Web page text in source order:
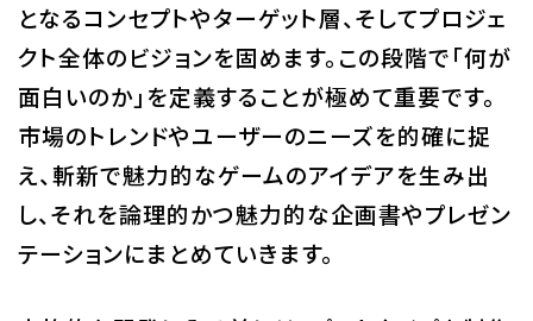
となるコンセプトやターゲット層、そしてプロジェ
クト全体のビジョンを固めます。この段階で「何が
面白いのか」を定義することが極めて重要です。
市場のトレンドやユーザーのニーズを的確に捉
え、斬新で魅力的なゲームのアイデアを生み出
し、それを論理的かつ魅力的な企画書やプレゼン
テーションにまとめていきます。